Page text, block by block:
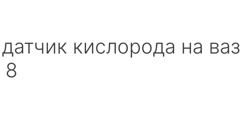
кислорода на ваз
8